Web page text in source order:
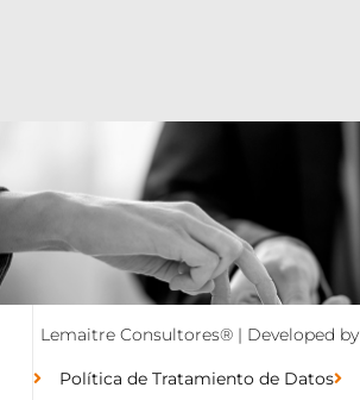
Lemaitre Consultores® | Developed by
Política de Tratamiento de Datos